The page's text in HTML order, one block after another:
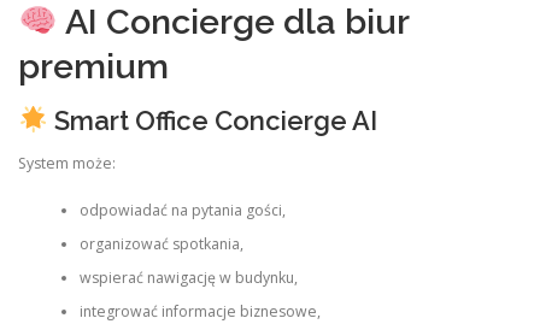
AI Concierge dla biur
premium
Smart Office Concierge AI
System może:
odpowiadać na pytania gości,
organizować spotkania,
wspierać nawigację w budynku,
integrować informacje biznesowe,